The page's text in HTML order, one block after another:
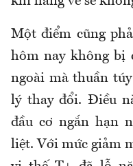
Một điểm cũng
hôm nay không bị
ngoài mà thuần
lý thay đổi. Điều
đầu cơ ngắn hạn
liệt. Với mức giảm